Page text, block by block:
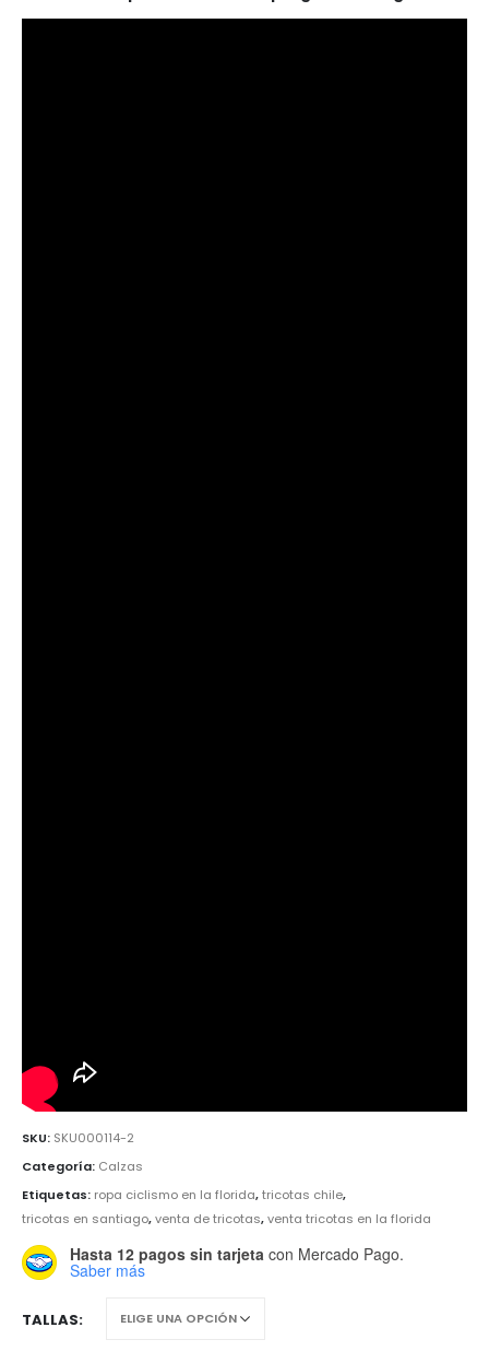
SKU: SKU000114-2
Categoría: Calzas
Etiquetas: ropa ciclismo en la florida,tricotas chile,
tricotas en santiago,venta de tricotas,venta tricotas en la florida
Hasta 12 pagos sin tarjeta con Mercado Pago.
Saber más
TALLAS